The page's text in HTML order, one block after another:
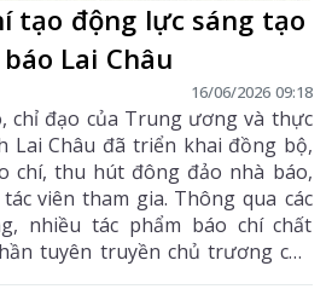
tạo động lực sáng tạo
Lai Châu
16/06/2026 09:18
chỉ đạo của Trung ương và thực
Lai Châu đã triển khai đồng bộ,
chí, thu hút đông đảo nhà báo,
gia. Thông qua các
nhiều tác phẩm báo chí chất
tuyên truyền chủ trương của
luật của Nhà nước, quảng bá